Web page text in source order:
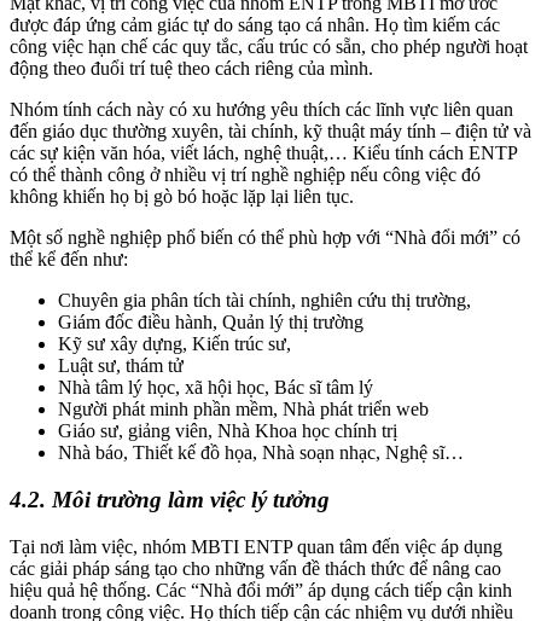
được đáp ứng cảm giác tự do sáng tạo cá nhân. Họ tìm kiếm các
công việc hạn chế các quy tắc, cấu trúc có sẵn, cho phép người hoạt
động theo đuổi trí tuệ theo cách riêng của mình.
Nhóm tính cách này có xu hướng yêu thích các lĩnh vực liên quan
đến giáo dục thường xuyên, tài chính, kỹ thuật máy tính – điện tử và
các sự kiện văn hóa, viết lách, nghệ thuật,… Kiểu tính cách ENTP
có thể thành công ở nhiều vị trí nghề nghiệp nếu công việc đó
không khiến họ bị gò bó hoặc lặp lại liên tục.
Một số nghề nghiệp phổ biến có thể phù hợp với “Nhà đổi mới” có
thể kể đến như:
Chuyên gia phân tích tài chính, nghiên cứu thị trường,
Giám đốc điều hành, Quản lý thị trường
Kỹ sư xây dựng, Kiến trúc sư,
Luật sư, thám tử
Nhà tâm lý học, xã hội học, Bác sĩ tâm lý
Người phát minh phần mềm, Nhà phát triển web
Giáo sư, giảng viên, Nhà Khoa học chính trị
Nhà báo, Thiết kế đồ họa, Nhà soạn nhạc, Nghệ sĩ…
4.2. Môi trường làm việc lý tưởng
Tại nơi làm việc, nhóm MBTI ENTP quan tâm đến việc áp dụng
các giải pháp sáng tạo cho những vấn đề thách thức để nâng cao
hiệu quả hệ thống. Các “Nhà đổi mới” áp dụng cách tiếp cận kinh
doanh trong công việc. Họ thích tiếp cận các nhiệm vụ dưới nhiều